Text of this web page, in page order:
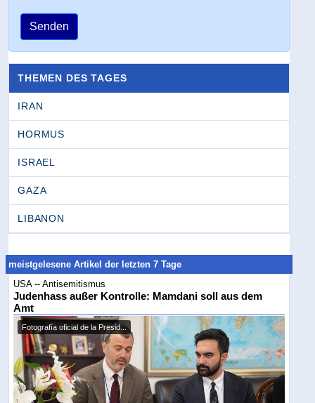
Senden
THEMEN DES TAGES
IRAN
HORMUS
ISRAEL
GAZA
LIBANON
meistgelesene Artikel der letzten 7 Tage
USA -- Antisemitismus
Judenhass außer Kontrolle: Mamdani soll aus dem
Amt
Fotografía oficial de la Presid...